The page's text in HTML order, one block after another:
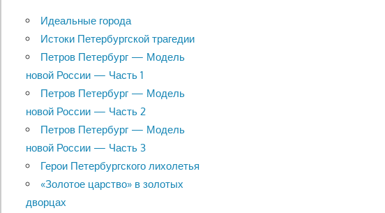
Идеальные города
Истоки Петербургской трагедии
Петров Петербург — Модель
новой России — Часть 1
Петров Петербург — Модель
новой России — Часть 2
Петров Петербург — Модель
новой России — Часть 3
Герои Петербургского лихолетья
«Золотое царство» в золотых
дворцах